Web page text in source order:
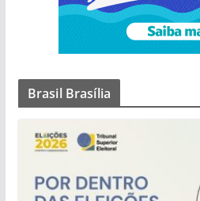
Brasil Brasília